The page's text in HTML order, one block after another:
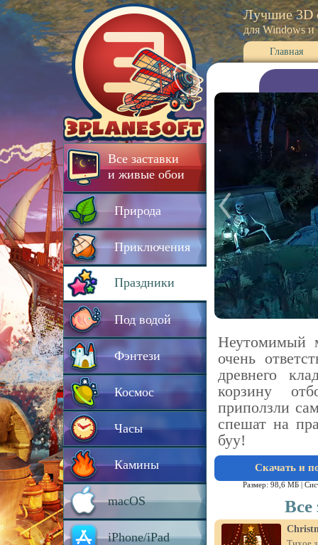
Все заставки
и живые обои
Природа
Приключения
Праздники
Под водой
Фэнтези
Космос
Часы
Камины
macOS
iPhone/iPad
Лучшие 3D
для Windows и
Главная
Неутомимый
очень
древнего
корзину
приползли
спешат на
буу!
Скачать и
Размер: 98,6 МБ |
Все